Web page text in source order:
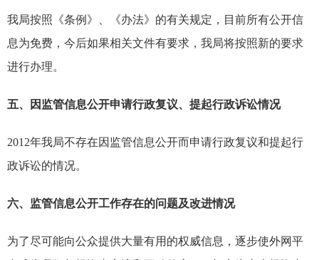
我局按照《条例》、《办法》的有关规定，目前所有公开信
息为免费，今后如果相关文件有要求，我局将按照新的要求
进行办理。
五、因监管信息公开申请行政复议、提起行政诉讼情况
2012年我局不存在因监管信息公开而申请行政复议和提起行
政诉讼的情况。
六、 监管信息公开工作存在的问题及改进情况
为了尽可能向公众提供大量有用的权威信息，逐步使外网平